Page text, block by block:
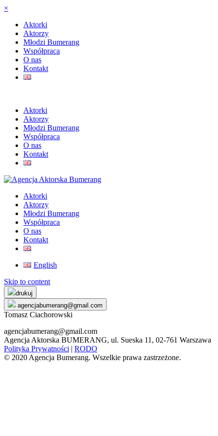
×
Aktorki
Aktorzy
Młodzi Bumerang
Współpraca
O nas
Kontakt
Aktorki
Aktorzy
Młodzi Bumerang
Współpraca
O nas
Kontakt
Aktorki
Aktorzy
Młodzi Bumerang
Współpraca
O nas
Kontakt
English
Skip to content
drukuj
agencjabumerang@gmail.com
Tomasz Ciachorowski
agencjabumerang@gmail.com
Agencja Aktorska BUMERANG, ul. Sueska 11, 02-761 Warszawa
Polityka Prywatności | RODO
© 2020 Agencja Bumerang. Wszelkie prawa zastrzeżone.